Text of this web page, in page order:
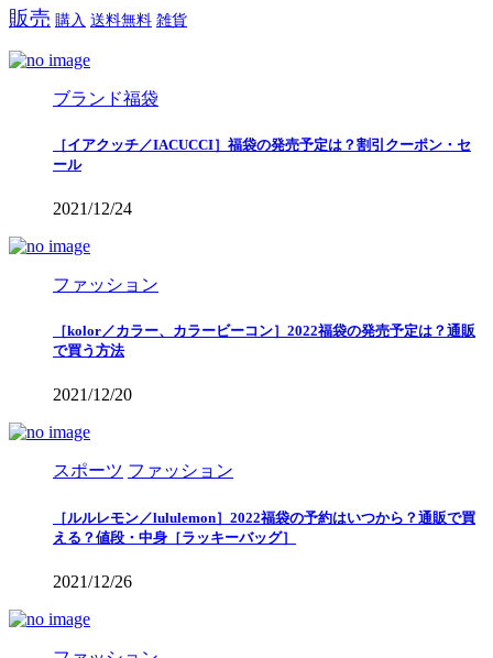
販売 購入 送料無料 雑貨
ブランド福袋
［イアクッチ／IACUCCI］福袋の発売予定は？割引クーポン・セ
ール
2021/12/24
ファッション
［kolor／カラー、カラービーコン］2022福袋の発売予定は？通販
で買う方法
2021/12/20
スポーツ ファッション
［ルルレモン／lululemon］2022福袋の予約はいつから？通販で買
える？値段・中身［ラッキーバッグ］
2021/12/26